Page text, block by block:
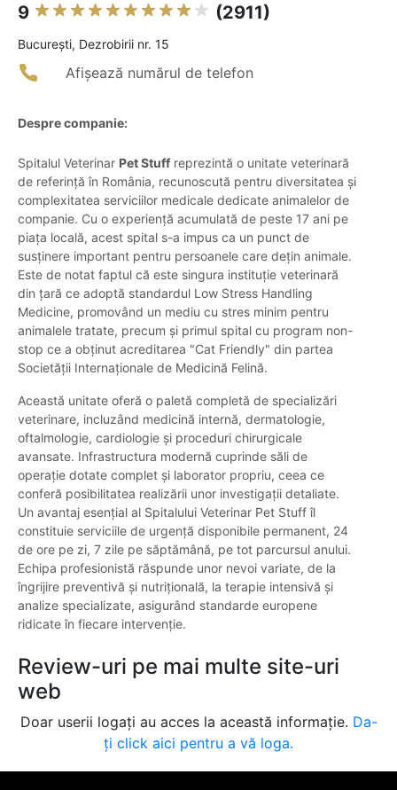
9 (2911)
Bucureşti, Dezrobirii nr. 15
Afișează numărul de telefon
Despre companie:
Spitalul Veterinar Pet Stuff reprezintă o unitate veterinară
de referință în România, recunoscută pentru diversitatea și
complexitatea serviciilor medicale dedicate animalelor de
companie. Cu o experiență acumulată de peste 17 ani pe
piața locală, acest spital s-a impus ca un punct de
susținere important pentru persoanele care dețin animale.
Este de notat faptul că este singura instituție veterinară
din țară ce adoptă standardul Low Stress Handling
Medicine, promovând un mediu cu stres minim pentru
animalele tratate, precum și primul spital cu program non-
stop ce a obținut acreditarea "Cat Friendly" din partea
Societății Internaționale de Medicină Felină.
Această unitate oferă o paletă completă de specializări
veterinare, incluzând medicină internă, dermatologie,
oftalmologie, cardiologie și proceduri chirurgicale
avansate. Infrastructura modernă cuprinde săli de
operație dotate complet și laborator propriu, ceea ce
conferă posibilitatea realizării unor investigații detaliate.
Un avantaj esențial al Spitalului Veterinar Pet Stuff îl
constituie serviciile de urgență disponibile permanent, 24
de ore pe zi, 7 zile pe săptămână, pe tot parcursul anului.
Echipa profesionistă răspunde unor nevoi variate, de la
îngrijire preventivă și nutrițională, la terapie intensivă și
analize specializate, asigurând standarde europene
ridicate în fiecare intervenție.
Review-uri pe mai multe site-uri
web
Doar userii logați au acces la această informație. Da-
ți click aici pentru a vă loga.